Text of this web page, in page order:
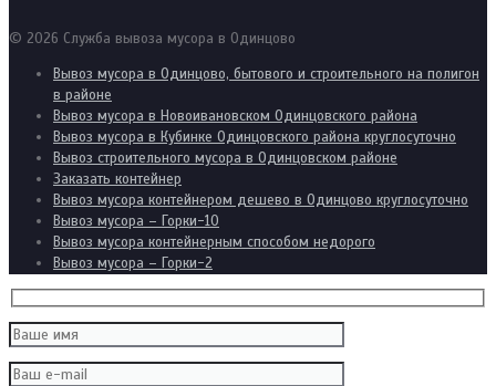
© 2026 Служба вывоза мусора в Одинцово
Вывоз мусора в Одинцово, бытового и строительного на полигон
в районе
Вывоз мусора в Новоивановском Одинцовского района
Вывоз мусора в Кубинке Одинцовского района круглосуточно
Вывоз строительного мусора в Одинцовском районе
Заказать контейнер
Вывоз мусора контейнером дешево в Одинцово круглосуточно
Вывоз мусора – Горки-10
Вывоз мусора контейнерным способом недорого
Вывоз мусора – Горки-2